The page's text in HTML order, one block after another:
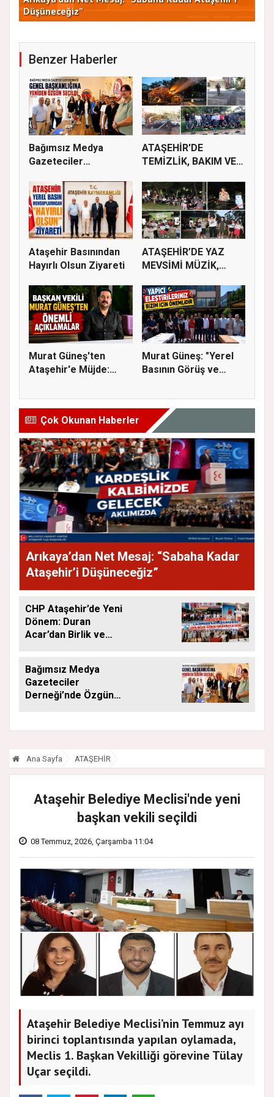
Düşüneceğiz”
Benzer Haberler
Bağımsız Medya
Gazeteciler
ATAŞEHİR'DE
TEMİZLİK, BAKIM VE
Ataşehir Basınından
Hayırlı Olsun Ziyareti
ATAŞEHİR’DE YAZ
MEVSİMİ MÜZİK,
Murat Güneş'ten
Ataşehir'e Müjde:
Murat Güneş: "Yerel
Basının Görüş ve
Çok Okunan Haberler
Arıkaya’dan Net Mesaj: “Sabaha Kadar
Ataşehir’i Düşüneceğiz”
CHP Ataşehir’de Yeni
Dönem: Duran
Acar’dan Birlik ve
Bağımsız Medya
Gazeteciler
Derneği’nde Özgün
Ana Sayfa ATAŞEHİR
Ataşehir Belediye Meclisi'nde yeni
başkan vekili seçildi
08 Temmuz, 2026, Çarşamba 11:04
Ataşehir Belediye Meclisi’nin Temmuz ayı
birinci toplantısında yapılan oylamada,
Meclis 1. Başkan Vekilliği görevine Tülay
Uçar seçildi.